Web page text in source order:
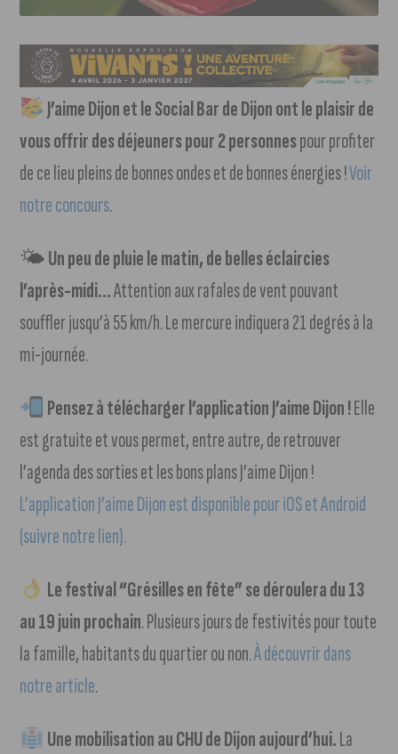
J’aime Dijon et le Social Bar de Dijon ont le plaisir de
vous offrir des déjeuners pour 2 personnespour profiter
de ce lieu pleins de bonnes ondes et de bonnes énergies !Voir
notre concours.
🌤Un peu de pluie le matin, de belles éclaircies
l’après-midi…Attention aux rafales de vent pouvant
souffler jusqu’à 55 km/h. Le mercure indiquera 21 degrés à la
mi-journée.
Pensez à télécharger l’application J’aime Dijon !Elle
est gratuite et vous permet, entre autre, de retrouver
l’agenda des sorties et les bons plans J’aime Dijon !
L’application J’aime Dijon est disponible pour iOS et Android
(suivre notre lien).
Le festival “Grésilles en fête” se déroulera du 13
au 19 juin prochain. Plusieurs jours de festivités pour toute
la famille, habitants du quartier ou non.À découvrir dans
notre article.
Une mobilisation au CHU de Dijon aujourd’hui.La